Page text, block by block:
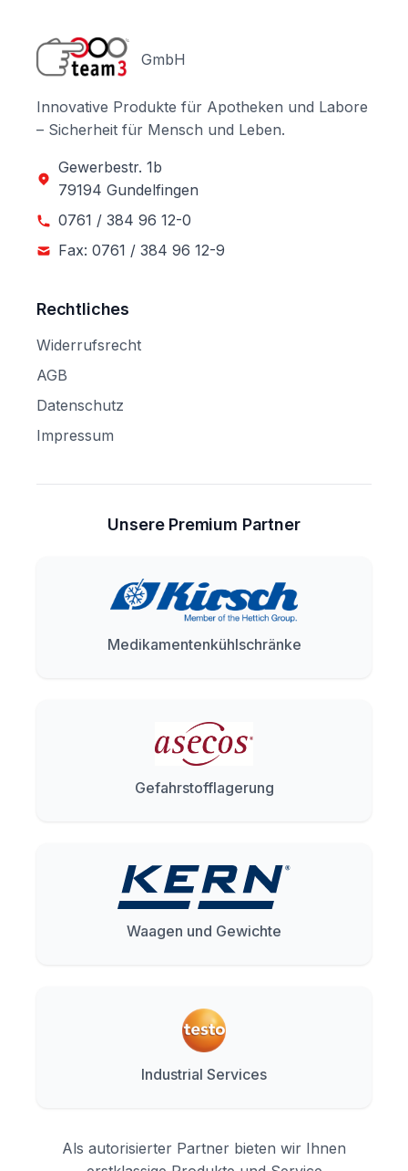
GmbH
Innovative Produkte für Apotheken und Labore
– Sicherheit für Mensch und Leben.
Gewerbestr. 1b
79194 Gundelfingen
0761 / 384 96 12-0
Fax: 0761 / 384 96 12-9
Rechtliches
Widerrufsrecht
AGB
Datenschutz
Impressum
Unsere Premium Partner
Medikamentenkühlschränke
Gefahrstofflagerung
Waagen und Gewichte
Industrial Services
Als autorisierter Partner bieten wir Ihnen